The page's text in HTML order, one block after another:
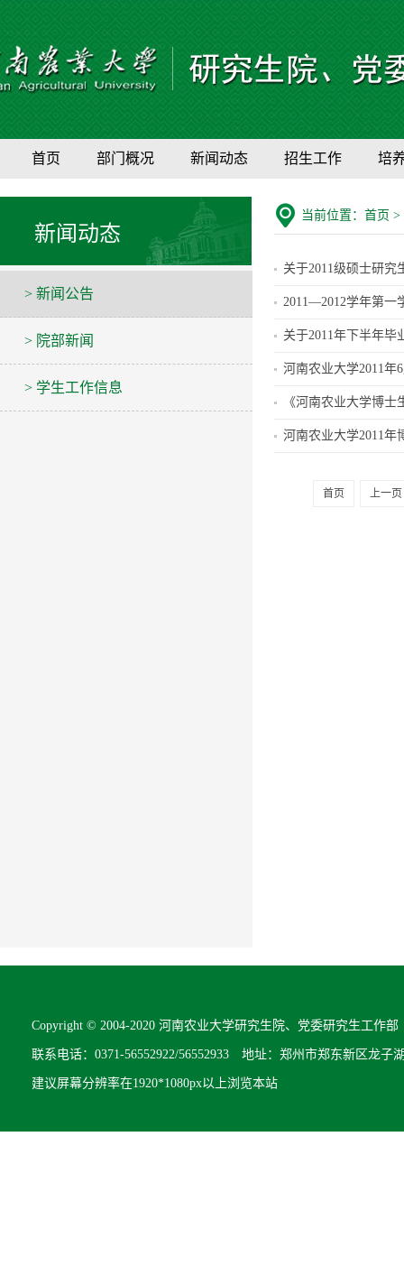
首页 部门概况 新闻动态 招生工作 培
新闻动态
> 新闻公告
> 院部新闻
> 学生工作信息
当前位置： 首页 >
关于2011级硕士研究
2011—2012学年第一
关于2011年下半年毕
河南农业大学2011年
《河南农业大学博
河南农业大学2011年
首页 上一页
Copyright © 2004-2020 河南农业大学研究生院、党委研究生工作
联系电话：0371-56552922/56552933 地址：郑州市郑东新区龙子
建议屏幕分辨率在1920*1080px以上浏览本站